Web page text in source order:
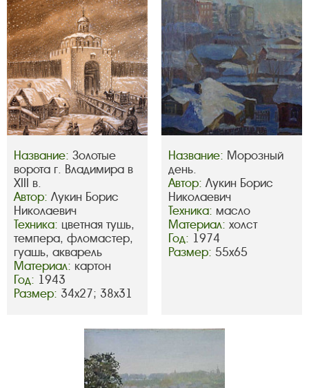
Название: Золотые
ворота г. Владимира в
XIII в.
Автор: Лукин Борис
Николаевич
Техника: цветная тушь,
темпера, фломастер,
гуашь, акварель
Материал: картон
Год: 1943
Размер: 34х27; 38х31
Название: Морозный
день.
Автор: Лукин Борис
Николаевич
Техника: масло
Материал: холст
Год: 1974
Размер: 55х65